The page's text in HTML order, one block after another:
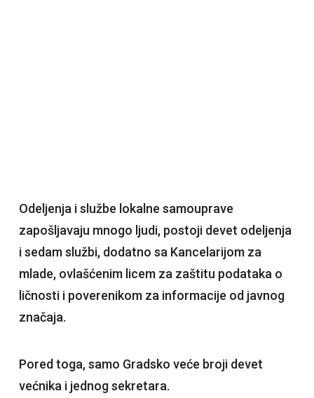
Odeljenja i službe lokalne samouprave
zapošljavaju mnogo ljudi, postoji devet odeljenja
i sedam službi, dodatno sa Kancelarijom za
mlade, ovlašćenim licem za zaštitu podataka o
ličnosti i poverenikom za informacije od javnog
značaja.
Pored toga, samo Gradsko veće broji devet
većnika i jednog sekretara.